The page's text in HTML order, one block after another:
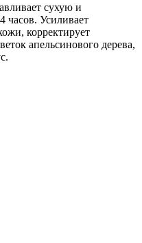
сухую и
часов. Усиливает
корректирует
апельсинового дерева,